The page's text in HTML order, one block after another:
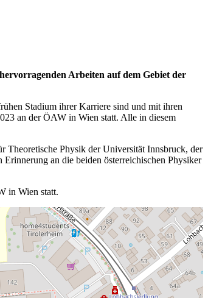
Arbeiten auf dem Gebiet der
Stadium ihrer Karriere sind und mit ihren
an der ÖAW in Wien statt. Alle in diesem
Physik der Universität Innsbruck, der
an die beiden österreichischen Physiker
in Wien statt.